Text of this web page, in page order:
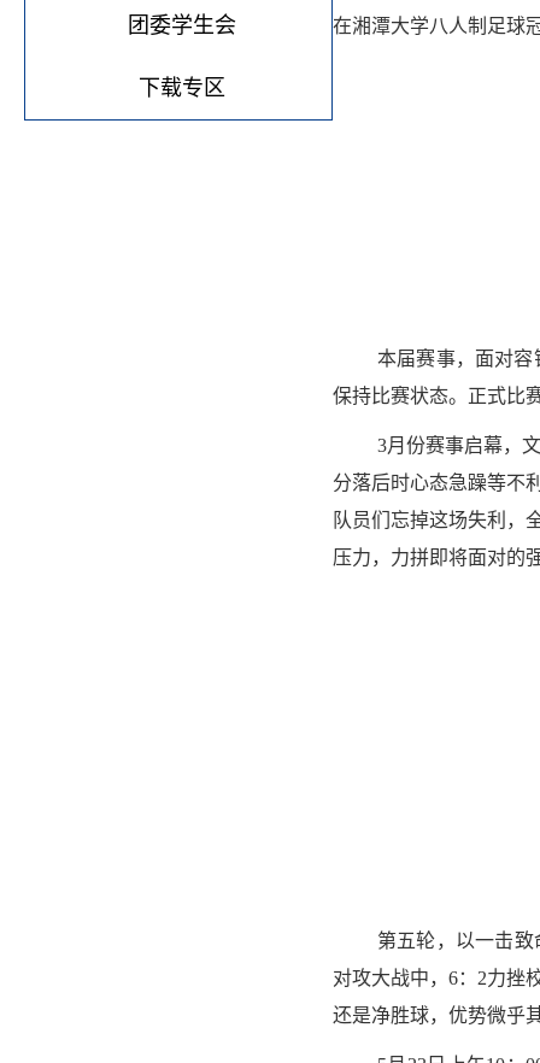
团委学生会
下载专区
在湘潭大学八人制足球
本届赛事，面对
保持比赛状态。正式比
3月份赛事启幕，
分落后时心态急躁等不
队员们忘掉这场失利，
压力，力拼即将面对的
第五轮，以一击
对攻大战中，6：2力挫
还是净胜球，优势微乎